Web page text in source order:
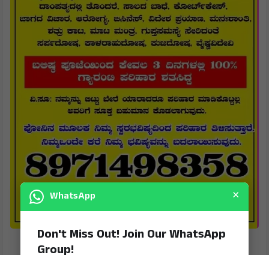
WhatsApp ×
Don't Miss Out! Join Our WhatsApp
Group!